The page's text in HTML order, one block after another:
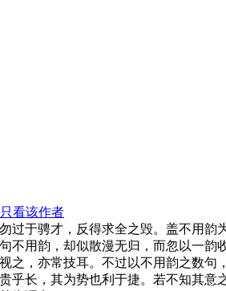
只看该作者
过于骋才，反得求全之毁。盖不用韵
不用韵，却似散漫无归，而忽以一韵
之，亦常技耳。不过以不用韵之数句
乎长，其为势也利于捷。若不知其意